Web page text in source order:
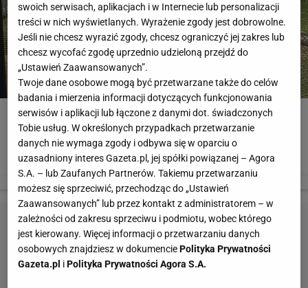
Paige Spiranac, amerykańska golfistka zachwyca nie tylko na polu
golfowym. 24-letnia zawodniczka jest regularnie wybierana do grona
najpiękniejszych sportsmenek świata, a jej profil na Instagramie śledzi
ponad milion obserwujących. Niewykluczone, że już wkrótce nie będzie
mogła tak bardzo na siebie zwracać uwagę.
www.instagram.com/_paige.renee/
swoich serwisach, aplikacjach i w Internecie lub personalizacji
treści w nich wyświetlanych. Wyrażenie zgody jest dobrowolne.
Jeśli nie chcesz wyrazić zgody, chcesz ograniczyć jej zakres lub
chcesz wycofać zgodę uprzednio udzieloną przejdź do
„Ustawień Zaawansowanych”.
Twoje dane osobowe mogą być przetwarzane także do celów
badania i mierzenia informacji dotyczących funkcjonowania
serwisów i aplikacji lub łączone z danymi dot. świadczonych
Tobie usług. W określonych przypadkach przetwarzanie
danych nie wymaga zgody i odbywa się w oparciu o
uzasadniony interes Gazeta.pl, jej spółki powiązanej – Agora
S.A. – lub Zaufanych Partnerów. Takiemu przetwarzaniu
możesz się sprzeciwić, przechodząc do „Ustawień
Zaawansowanych” lub przez kontakt z administratorem – w
zależności od zakresu sprzeciwu i podmiotu, wobec którego
jest kierowany. Więcej informacji o przetwarzaniu danych
osobowych znajdziesz w dokumenciePolityka Prywatności
Gazeta.pl iPolityka Prywatności Agora S.A.